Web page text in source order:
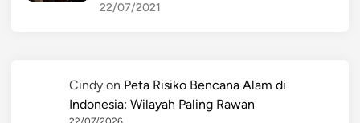
22/07/2021
Cindy on Peta Risiko Bencana Alam di
Indonesia: Wilayah Paling Rawan